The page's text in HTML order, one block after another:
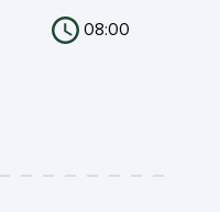
08:00